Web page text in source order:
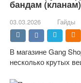
бандам
03.03.2026 Гайды
В магазине Gang
несколько крутых